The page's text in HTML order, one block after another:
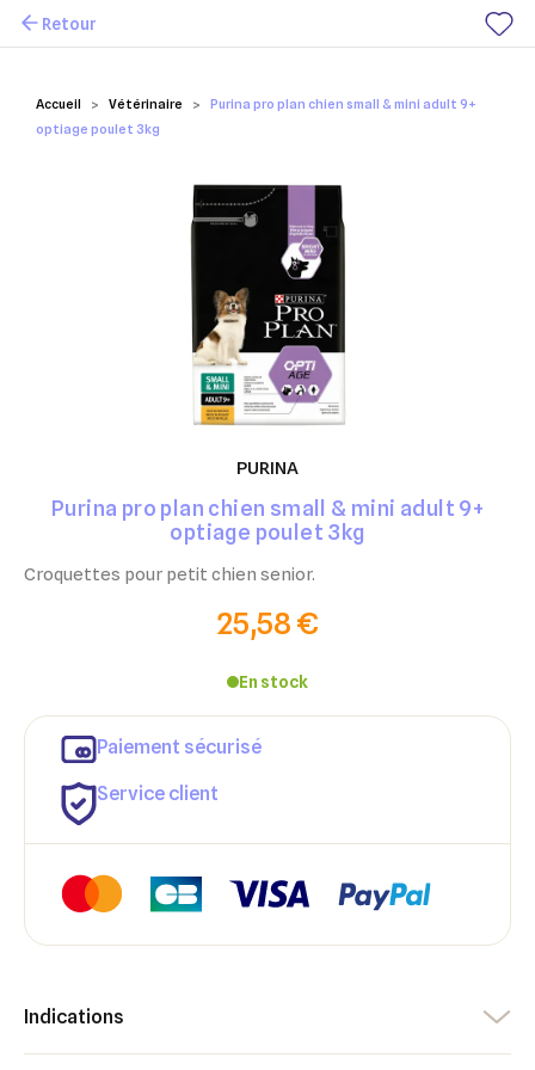
Mes favoris
Accueil Vétérinaire
Purina pro plan chien small & mini adult 9+
optiage poulet 3kg
Retour
PURINA
Purina pro plan chien small & mini adult 9+
optiage poulet 3kg
Croquettes pour petit chien senior.
25,58 €
En stock
Paiement sécurisé
Service client
Indications